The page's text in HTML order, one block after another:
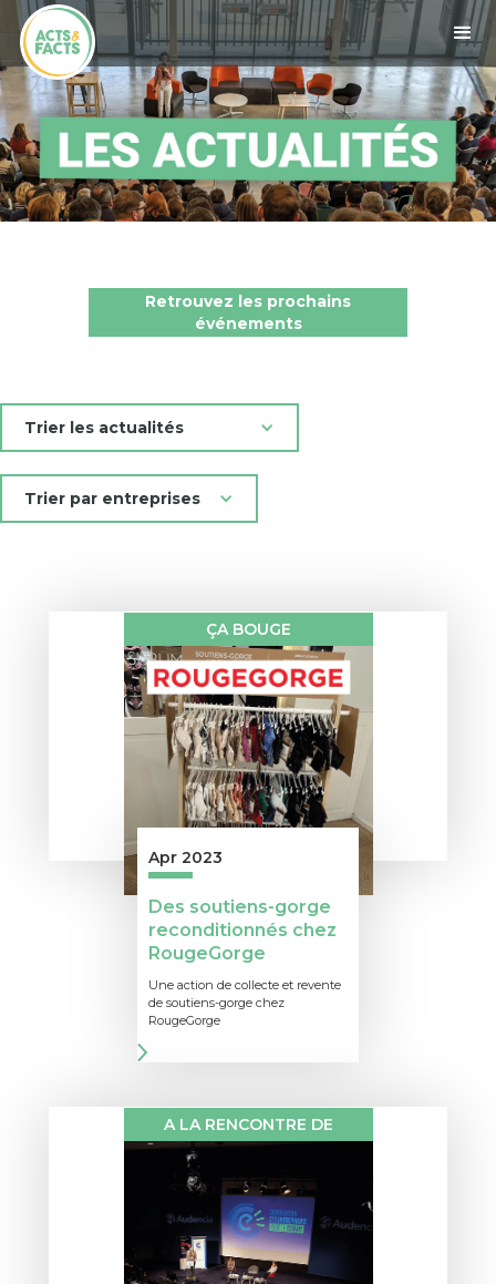
Retrouvez les prochains
événements
Trier les actualités
Trier par entreprises
ÇA BOUGE
Apr 2023
Des soutiens-gorge
reconditionnés chez
RougeGorge
Une action de collecte et revente
de soutiens-gorge chez
RougeGorge
A LA RENCONTRE DE